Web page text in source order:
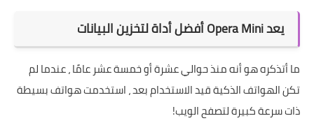
يعد Opera Mini أفضل أداة لتخزين البيانات
ما أتذكره هو أنه منذ حوالي عشرة أو خمسة عشر عامًا ، عندما لم
تكن الهواتف الذكية قيد الاستخدام بعد ، استخدمت هواتف بسيطة
ذات سرعة كبيرة لتصفح الويب!